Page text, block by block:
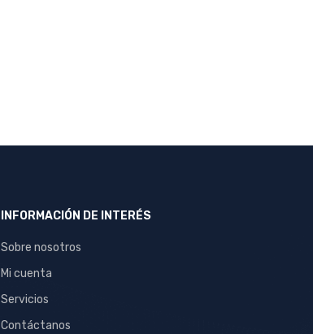
INFORMACIÓN DE INTERÉS
Sobre nosotros
Mi cuenta
Servicios
Contáctanos